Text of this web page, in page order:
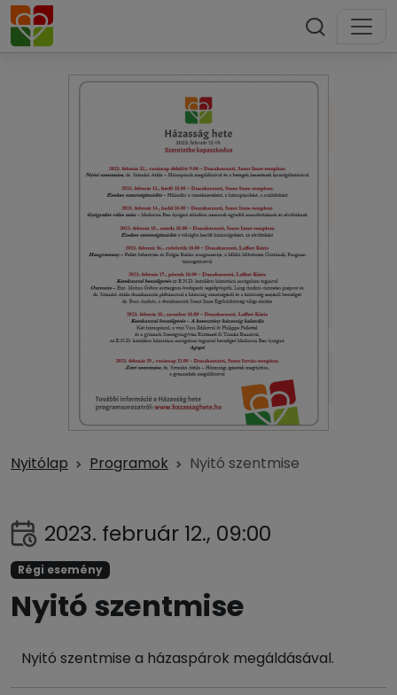
Nyitólap Programok Nyitó szentmise
2023. február 12., 09:00
Régi esemény
Nyitó szentmise
Nyitó szentmise a házaspárok megáldásával.